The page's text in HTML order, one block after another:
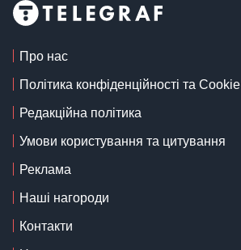
Про нас
Політика конфіденційності та Cookie
Редакційна політика
Умови користування та цитування
Реклама
Наші нагороди
Контакти